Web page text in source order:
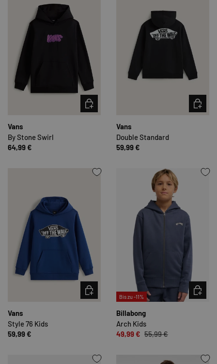
Vans
By Stone Swirl
64,99 €
OPTIONEN AUSWÄHLEN
Vans
Double Standard
59,99 €
Vans
Style 76 Kids
59,99 €
OPTIONEN AUSWÄHLEN
Bis zu -11%
Billabong
Arch Kids
49,99 € 55,99 €